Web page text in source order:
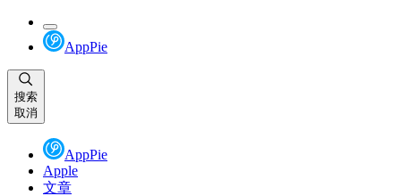
AppPie
搜索
取消
AppPie
Apple
文章